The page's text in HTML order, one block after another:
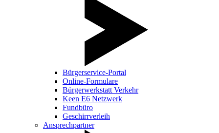
Bürgerservice-Portal
Online-Formulare
Bürgerwerkstatt Verkehr
Keen E6 Netzwerk
Fundbüro
Geschirrverleih
Ansprechpartner